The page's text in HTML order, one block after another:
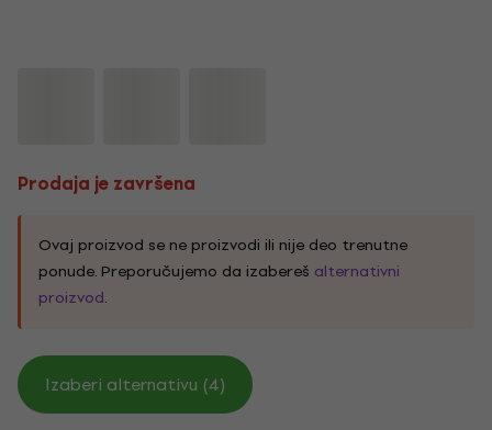
Prodaja je završena
Ovaj proizvod se ne proizvodi ili nije deo trenutne
ponude. Preporučujemo da izabereš alternativni
proizvod.
Izaberi alternativu (4)